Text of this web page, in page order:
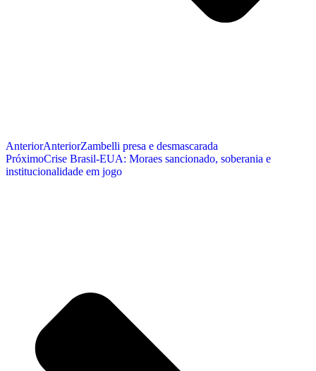
AnteriorAnteriorZambelli presa e desmascarada
PróximoCrise Brasil‑EUA: Moraes sancionado, soberania e
institucionalidade em jogo